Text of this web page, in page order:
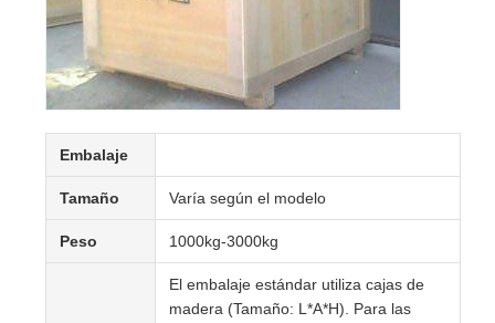
Embalaje
Tamaño Varía según el modelo
Peso 1000kg-3000kg
El embalaje estándar utiliza cajas de
madera (Tamaño: L*A*H). Para las